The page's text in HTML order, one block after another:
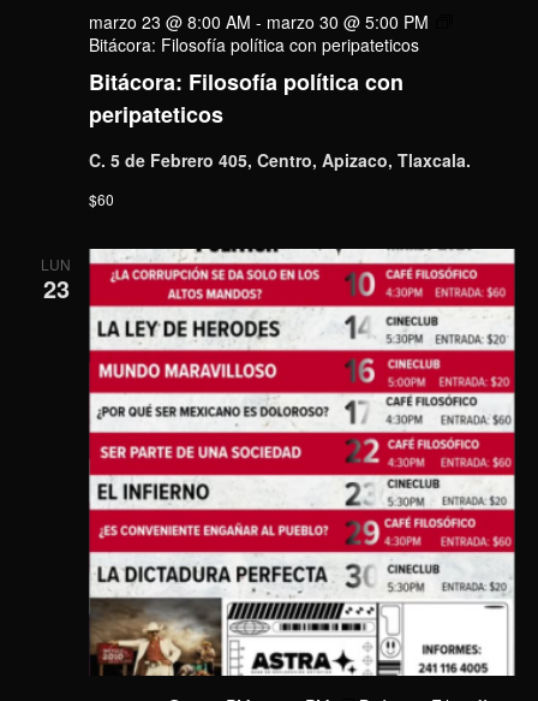
Bitácora: Filosofía política con
peripateticos
marzo 23 @ 8:00 AM - marzo 30 @ 5:00 PM
Bitácora: Filosofía política con peripateticos
C. 5 de Febrero 405, Centro, Apizaco, Tlaxcala.
$60
LUN
23